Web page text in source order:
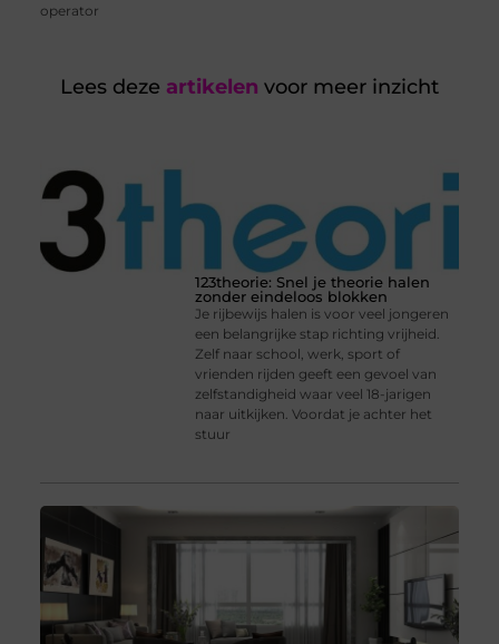
operator
Lees deze artikelen voor meer inzicht
123theorie: Snel je theorie halen
zonder eindeloos blokken
Je rijbewijs halen is voor veel jongeren
een belangrijke stap richting vrijheid.
Zelf naar school, werk, sport of
vrienden rijden geeft een gevoel van
zelfstandigheid waar veel 18-jarigen
naar uitkijken. Voordat je achter het
stuur